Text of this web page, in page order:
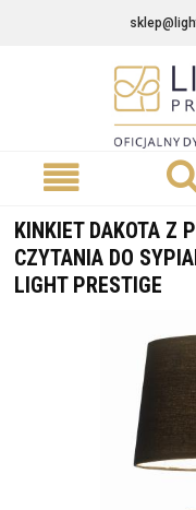
KINKIET DAKOTA Z
CZYTANIA DO
LIGHT PRESTIGE